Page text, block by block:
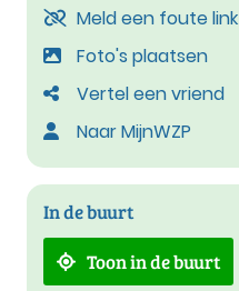
Meld een foute link
Foto's plaatsen
Vertel een vriend
Naar MijnWZP
In de buurt
Toon in de buurt